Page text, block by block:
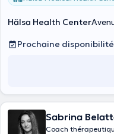
Hälsa Health Center
Prochaine disponibilité
Sabrina
Coach